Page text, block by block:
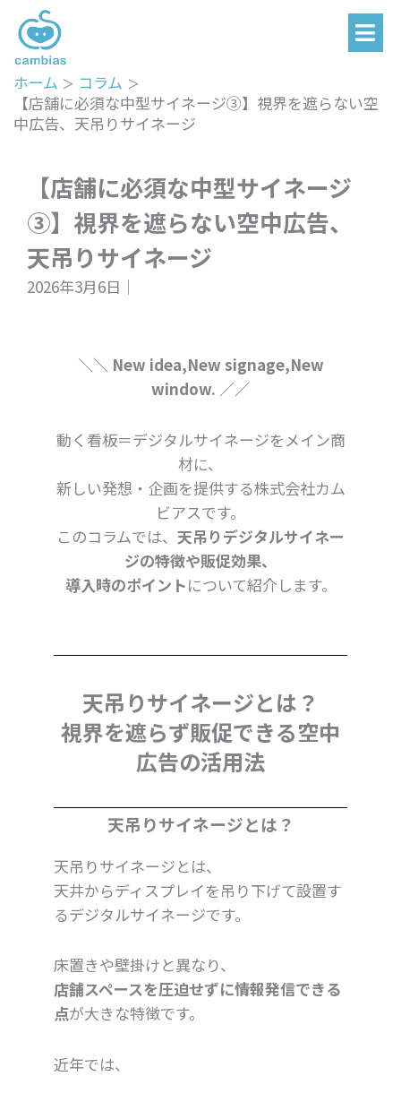
メ
ニ
ュ
ホーム
コラム
【店舗に必須な中型サイネージ➂】視界を遮らない空
中広告、天吊りサイネージ
【店舗に必須な中型サイネージ
➂】視界を遮らない空中広告、
天吊りサイネージ
2026年3月6日│
＼＼ New idea,New signage,New
window. ／／
動く看板＝デジタルサイネージをメイン商
材に、
新しい発想・企画を提供する株式会社カム
ビアスです。
このコラムでは、 天吊りデジタルサイネー
ジの特徴や販促効果、
導入時のポイントについて紹介します。
天吊りサイネージとは？
視界を遮らず販促できる空中
広告の活用法
天吊りサイネージとは？
天吊りサイネージとは、
天井からディスプレイを吊り下げて設置す
るデジタルサイネージです。
床置きや壁掛けと異なり、
店舗スペースを圧迫せずに情報発信できる
点が大きな特徴です。
近年では、